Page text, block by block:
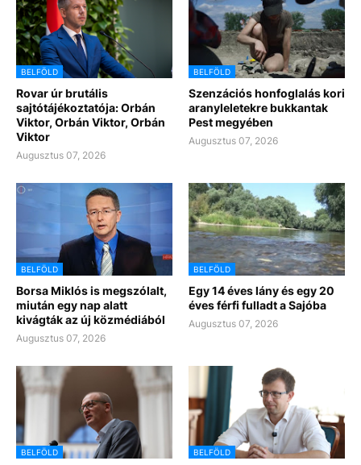
BELFÖLD
Rovar úr brutális
sajtótájékoztatója: Orbán
Viktor, Orbán Viktor, Orbán
Viktor
Augusztus 07, 2026
BELFÖLD
Szenzációs honfoglalás kori
aranyleletekre bukkantak
Pest megyében
Augusztus 07, 2026
BELFÖLD
Borsa Miklós is megszólalt,
miután egy nap alatt
kivágták az új közmédiából
Augusztus 07, 2026
BELFÖLD
Egy 14 éves lány és egy 20
éves férfi fulladt a Sajóba
Augusztus 07, 2026
BELFÖLD BELFÖLD